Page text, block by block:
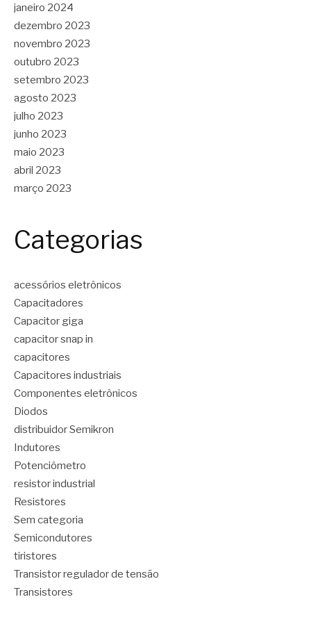
janeiro 2024
dezembro 2023
novembro 2023
outubro 2023
setembro 2023
agosto 2023
julho 2023
junho 2023
maio 2023
abril 2023
março 2023
Categorias
acessórios eletrônicos
Capacitadores
Capacitor giga
capacitor snap in
capacitores
Capacitores industriais
Componentes eletrônicos
Diodos
distribuidor Semikron
Indutores
Potenciômetro
resistor industrial
Resistores
Sem categoria
Semicondutores
tiristores
Transistor regulador de tensão
Transistores